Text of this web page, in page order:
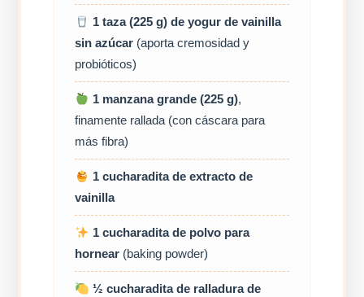
1 taza (225 g) de yogur de vainilla
sin azúcar (aporta cremosidad y
probióticos)
1 manzana grande (225 g),
finamente rallada (con cáscara para
más fibra)
1 cucharadita de extracto de
vainilla
1 cucharadita de polvo para
hornear (baking powder)
½ cucharadita de ralladura de